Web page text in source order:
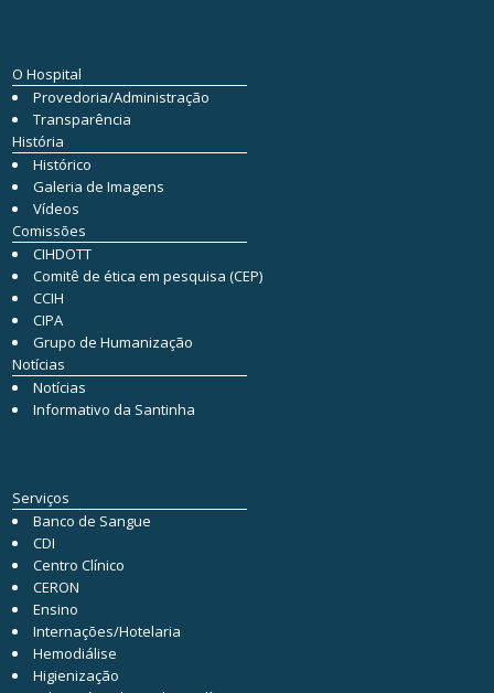
O Hospital
Provedoria/Administração
Transparência
História
Histórico
Galeria de Imagens
Vídeos
Comissões
CIHDOTT
Comitê de ética em pesquisa (CEP)
CCIH
CIPA
Grupo de Humanização
Notícias
Notícias
Informativo da Santinha
Serviços
Banco de Sangue
CDI
Centro Clínico
CERON
Ensino
Internações/Hotelaria
Hemodiálise
Higienização